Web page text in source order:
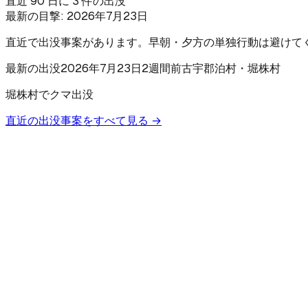
最新の目撃: 2026年7月23日
直近で出没事案があります。早朝・夕方の単独行動は避けて
最新の出没2026年7月23日2週間前古宇郡泊村 ・堀株村
堀株村でクマ出没
直近の出没事案をすべて見る →